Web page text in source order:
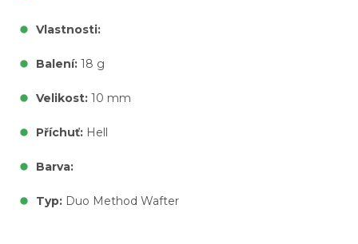
Vlastnosti:
Balení: 18 g
Velikost: 10 mm
Příchuť: Hell
Barva:
Typ: Duo Method Wafter